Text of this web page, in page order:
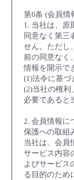
第6条 (会員情
1. 当社は、原
同意なく第三
せん。ただし
前の同意なく
情報を開示で
(1)法令に基づ
(2)当社の権利
必要であると
2. 会員情報に
保護への取組
当社は、会員
サービス内容
よびサービス
る目的のため